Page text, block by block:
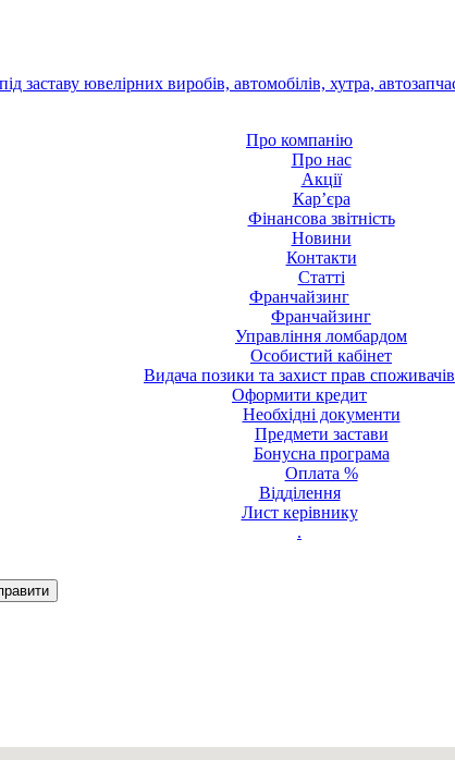
Про компанію
Про нас
Акції
Кар’єра
Фінансова звітність
Новини
Контакти
Статті
Франчайзинг
Франчайзинг
Управління ломбардом
Особистий кабінет
Видача позики та захист прав споживачів
Оформити кредит
Необхідні документи
Предмети застави
Бонусна програма
Оплата %
Відділення
Лист керівнику
.